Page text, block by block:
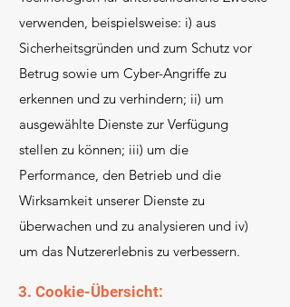
verwenden, beispielsweise: i) aus
Sicherheitsgründen und zum Schutz vor
Betrug sowie um Cyber-Angriffe zu
erkennen und zu verhindern; ii) um
ausgewählte Dienste zur Verfügung
stellen zu können; iii) um die
Performance, den Betrieb und die
Wirksamkeit unserer Dienste zu
überwachen und zu analysieren und iv)
um das Nutzererlebnis zu verbessern.
3. Cookie-Übersicht: